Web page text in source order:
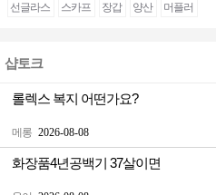
선글라스 스카프 장갑 양산 머플러
샵토크
메롱 2026-08-08
롤렉스 복지 어떤가요?
화장품4년공백기 37살이면